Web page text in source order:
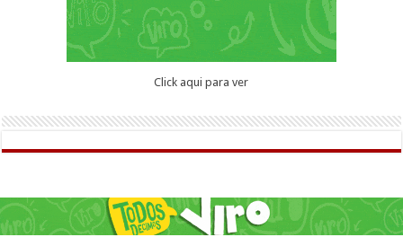
Click aqui para ver